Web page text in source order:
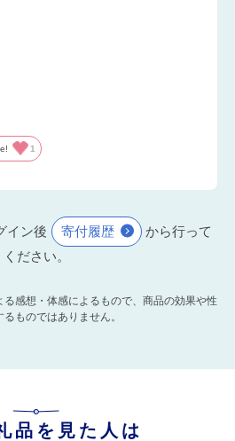
1
イン後 寄付履歴
から行って
ください。
感想・体感によるもので、商品の効果や性
ものではありません。
品を見た人は